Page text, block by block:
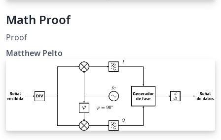
Math Proof
Proof
Matthew Pelto